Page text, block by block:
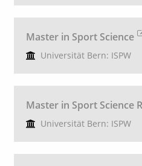
Master in Sport Science
Universität Bern: ISPW
Master in Sport Science
Universität Bern: ISPW